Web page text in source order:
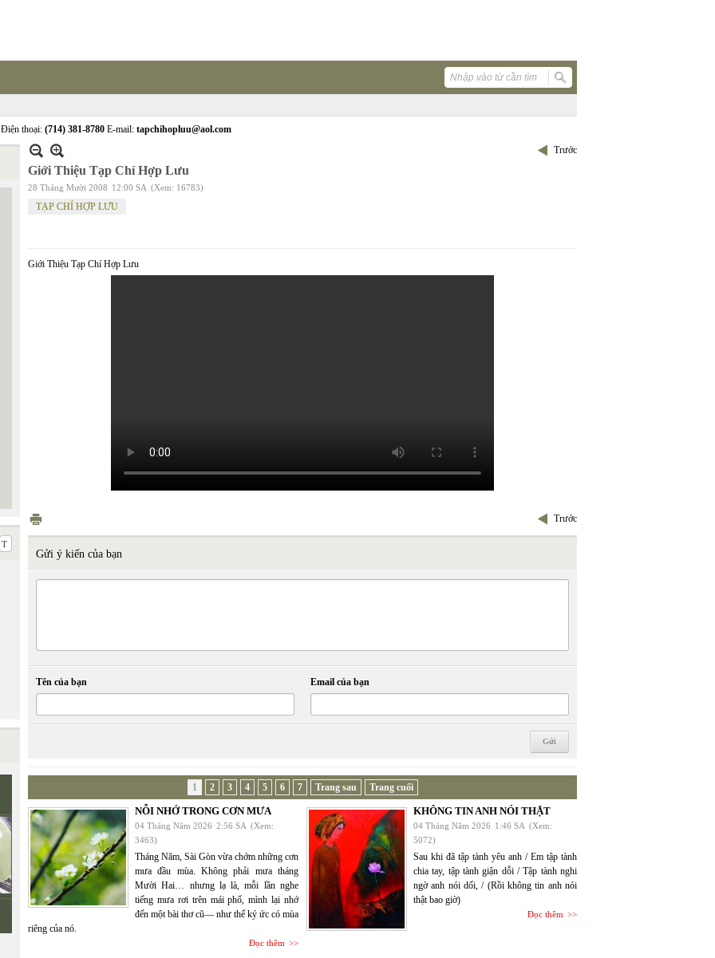
thoại: (714) 381-8780 E-mail: tapchihopluu@aol.com
Trước
Giới Thiệu Tạp Chí Hợp Lưu
28 Tháng Mười 2008 12:00 SA (Xem: 16783)
TẠP CHÍ HỢP LƯU
Giới Thiệu Tạp Chí Hợp Lưu
Trước
Gửi ý kiến của bạn
Tên của bạn Email của bạn
1 2 3 4 5 6 7 Trang sau Trang cuối
NỖI NHỚ TRONG CƠN MƯA
04 Tháng Năm 2026 2:56 SA (Xem:
3463)
Tháng Năm, Sài Gòn vừa chớm những cơn
mưa đầu mùa. Không phải mưa tháng
Mười Hai… nhưng lạ là, mỗi lần nghe
tiếng mưa rơi trên mái phố, mình lại nhớ
đến một bài thơ cũ— như thể ký ức có mùa
riêng của nó.
Đọc thêm
KHÔNG TIN ANH NÓI THẬT
04 Tháng Năm 2026 1:46 SA (Xem:
5072)
Sau khi đã tập tành yêu anh / Em tập tành
chia tay, tập tành giận dỗi / Tập tành nghi
ngờ anh nói dối, / (Rồi không tin anh nói
thật bao giờ)
Đọc thêm